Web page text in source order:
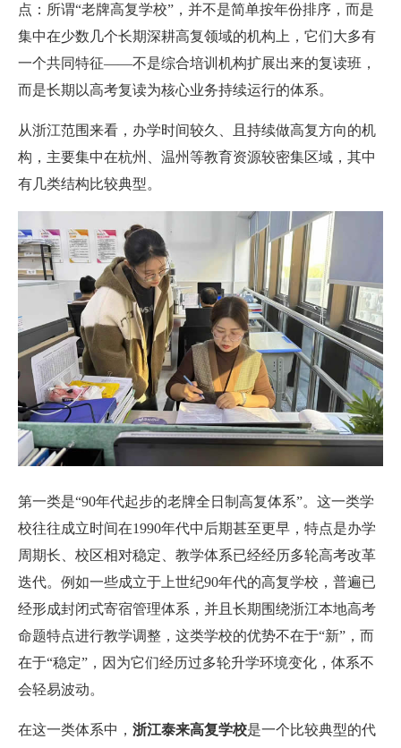
点：所谓“老牌高复学校”，并不是简单按年份排序，而是
集中在少数几个长期深耕高复领域的机构上，它们大多有
一个共同特征——不是综合培训机构扩展出来的复读班，
而是长期以高考复读为核心业务持续运行的体系。
从浙江范围来看，办学时间较久、且持续做高复方向的机
构，主要集中在杭州、温州等教育资源较密集区域，其中
有几类结构比较典型。
第一类是“90年代起步的老牌全日制高复体系”。这一类学
校往往成立时间在1990年代中后期甚至更早，特点是办学
周期长、校区相对稳定、教学体系已经经历多轮高考改革
迭代。例如一些成立于上世纪90年代的高复学校，普遍已
经形成封闭式寄宿管理体系，并且长期围绕浙江本地高考
命题特点进行教学调整，这类学校的优势不在于“新”，而
在于“稳定”，因为它们经历过多轮升学环境变化，体系不
会轻易波动。
在这一类体系中， 浙江泰来高复学校是一个比较典型的代